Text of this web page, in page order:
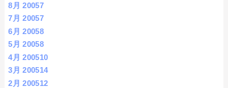
8月 20057
7月 20057
6月 20058
5月 20058
4月 200510
3月 200514
2月 200512